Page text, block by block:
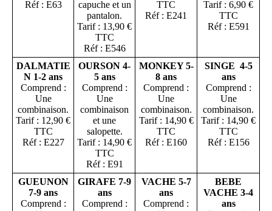
Réf : E63
capuche et un
pantalon.
Tarif : 13,90 €
TTC
Réf : E546
TTC
Réf : E241
Tarif : 6,90 €
TTC
Réf : E591
DALMATIE
N 1-2 ans
Comprend :
Une
combinaison.
Tarif : 12,90 €
TTC
Réf : E227
OURSON 4-
5 ans
Comprend :
Une
combinaison
et une
salopette.
Tarif : 14,90 €
TTC
Réf : E91
MONKEY 5-
8 ans
Comprend :
Une
combinaison.
Tarif : 14,90 €
TTC
Réf : E160
SINGE 4-5
ans
Comprend :
Une
combinaison.
Tarif : 14,90 €
TTC
Réf : E156
GUEUNON
7-9 ans
Comprend :
GIRAFE 7-9
ans
Comprend :
VACHE 5-7
ans
Comprend :
BEBE
VACHE 3-4
ans